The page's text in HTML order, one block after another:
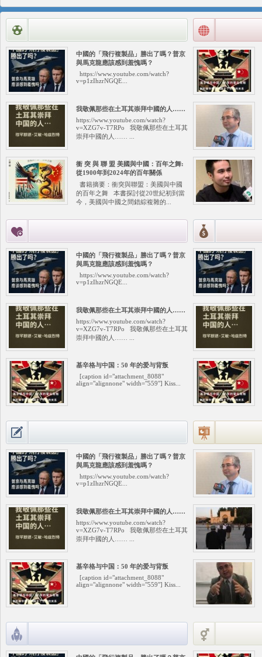
中國的「飛行複製品」勝出了嗎？普京
與馬克龍應該感到羞愧嗎？
https://www.youtube.com/watch?
v=p1zIhzrNGQE...
我敬佩那些在土耳其崇拜中國的人……
https://www.youtube.com/watch?
v=XZG7v-T7RPo 我敬佩那些在土耳其
崇拜中國的人…… ...
衝 突 與 聯 盟 美國與中國：百年之舞:
從1900年到2024年的百年關係
書籍摘要：衝突與聯盟：美國與中國
的百年之舞 本書探討從20世紀初到當
今，美國與中國之間錯綜複雜的...
中國的「飛行複製品」勝出了嗎？普京
與馬克龍應該感到羞愧嗎？
https://www.youtube.com/watch?
v=p1zIhzrNGQE...
我敬佩那些在土耳其崇拜中國的人……
https://www.youtube.com/watch?
v=XZG7v-T7RPo 我敬佩那些在土耳其
崇拜中國的人…… ...
基辛格与中国：50 年的爱与背叛
[caption id="attachment_8088"
align="alignnone" width="559"] Kiss...
中國的「飛行複製品」勝出了嗎？普京
與馬克龍應該感到羞愧嗎？
https://www.youtube.com/watch?
v=p1zIhzrNGQE...
我敬佩那些在土耳其崇拜中國的人……
https://www.youtube.com/watch?
v=XZG7v-T7RPo 我敬佩那些在土耳其
崇拜中國的人…… ...
基辛格与中国：50 年的爱与背叛
[caption id="attachment_8088"
align="alignnone" width="559"] Kiss...